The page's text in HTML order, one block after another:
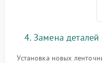
4. Замена
Установка новых